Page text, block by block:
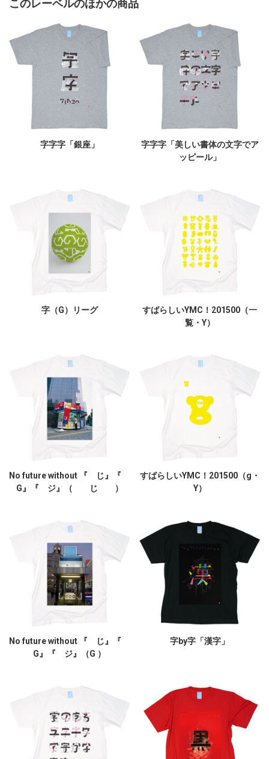
このレーベルのほかの商品
字字字「銀座」
字字字「美しい書体の文字でア
ッピール」
字（G）リーグ
すばらしいYMC！201500（一
覧・Y）
No future without 『 じ』『
G』『 ジ』（ じ ）
すばらしいYMC！201500（g・
Y）
No future without 『 じ』『
G』『 ジ』（G ）
字by字「漢字」